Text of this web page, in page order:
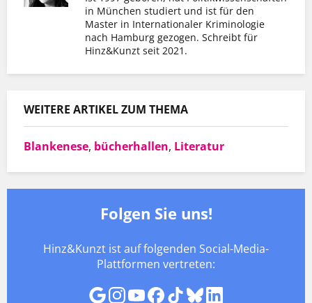
in München studiert und ist für den
Master in Internationaler Kriminologie
nach Hamburg gezogen. Schreibt für
Hinz&Kunzt seit 2021.
WEITERE ARTIKEL ZUM THEMA
Blankenese, bücherhallen, Literatur
Folgen Sie uns!
Hinz&Kunzt ist auf folgenden Social-Media-
Plattformen vertreten: